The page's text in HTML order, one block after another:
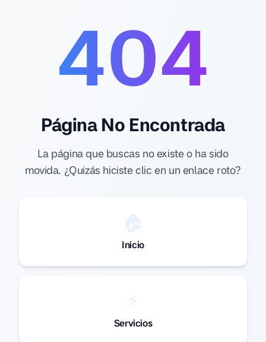
404
Página No Encontrada
La página que buscas no existe o ha sido
movida. ¿Quizás hiciste clic en un enlace roto?
Inicio
Servicios